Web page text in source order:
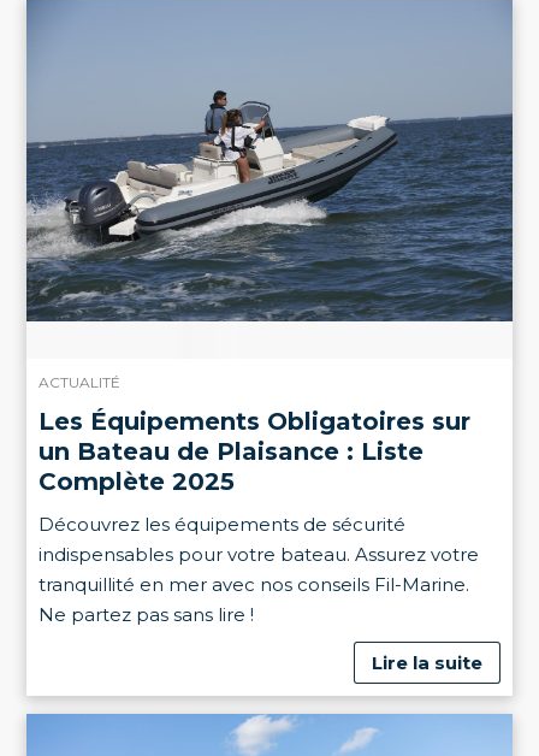
ACTUALITÉ
Les Équipements Obligatoires sur
un Bateau de Plaisance : Liste
Complète 2025
Découvrez les équipements de sécurité
indispensables pour votre bateau. Assurez votre
tranquillité en mer avec nos conseils Fil-Marine.
Ne partez pas sans lire !
Lire la suite